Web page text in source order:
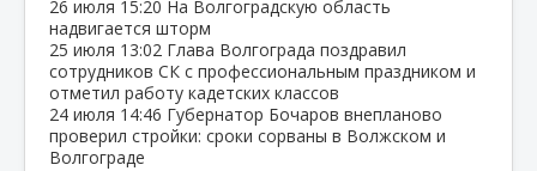
26 июля 15:20 На Волгоградскую область
надвигается шторм
25 июля 13:02 Глава Волгограда поздравил
сотрудников СК с профессиональным праздником и
отметил работу кадетских классов
24 июля 14:46 Губернатор Бочаров внепланово
проверил стройки: сроки сорваны в Волжском и
Волгограде